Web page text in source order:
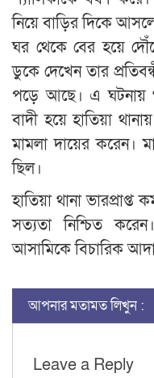
নিয়ে বাড়ির দিকে
ঘর থেকে বের হয়ে
ডুকে দেখেন তার
পড়ে আছে। এ ঘটনায়
বাদী হয়ে হাতিয়া
মামলা দায়ের করেন।
ছিল।
হাতিয়া থানা
সত্যতা নিশ্চিত
আসামিকে বিচারিক
আপনার মতামত লিখুন :
Leave a Reply